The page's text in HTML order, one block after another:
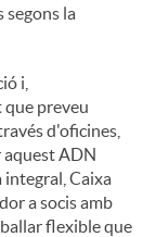
segons la
i,
que preveu
d'oficines,
ADN
Caixa
a socis amb
flexible que